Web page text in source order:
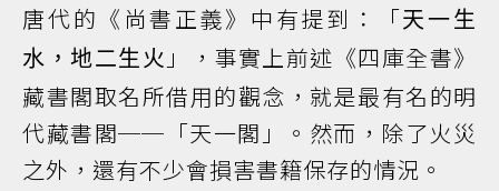
唐代的《尚書正義》中有提到：「天一生
水，地二生火 」，事實上前述《四庫全書》
藏書閣取名所借用的觀念，就是最有名的明
代藏書閣──「天一閣」。然而，除了火災
之外，還有不少會損害書籍保存的情況。